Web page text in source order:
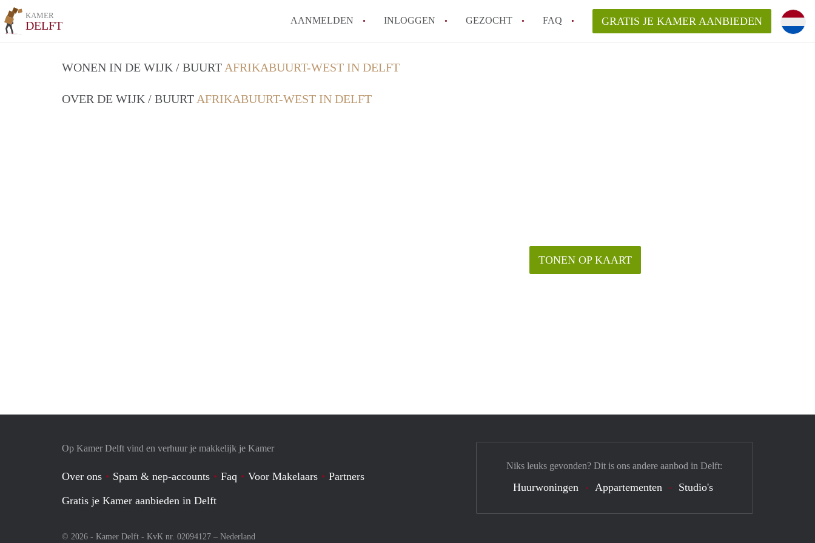
KAMER
DELFT AANMELDEN INLOGGEN GEZOCHT FAQ GRATIS JE KAMER AANBIEDEN
WONEN IN DE WIJK / BUURT AFRIKABUURT-WEST IN DELFT
OVER DE WIJK / BUURT AFRIKABUURT-WEST IN DELFT
TONEN OP KAART
Op Kamer Delft vind en verhuur je makkelijk je Kamer
Over ons Spam & nep-accounts Faq Voor Makelaars
Partners
Gratis je Kamer aanbieden in Delft
© 2026 - Kamer Delft - KvK nr. 02094127 – Nederland
Niks leuks gevonden? Dit is ons andere aanbod in Delft:
Huurwoningen Appartementen Studio's